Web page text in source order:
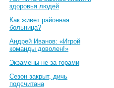
здоровья людей
Как живет районная
больница?
Андрей Иванов: «Игрой
команды доволен!»
Экзамены не за горами
Сезон закрыт, дичь
подсчитана